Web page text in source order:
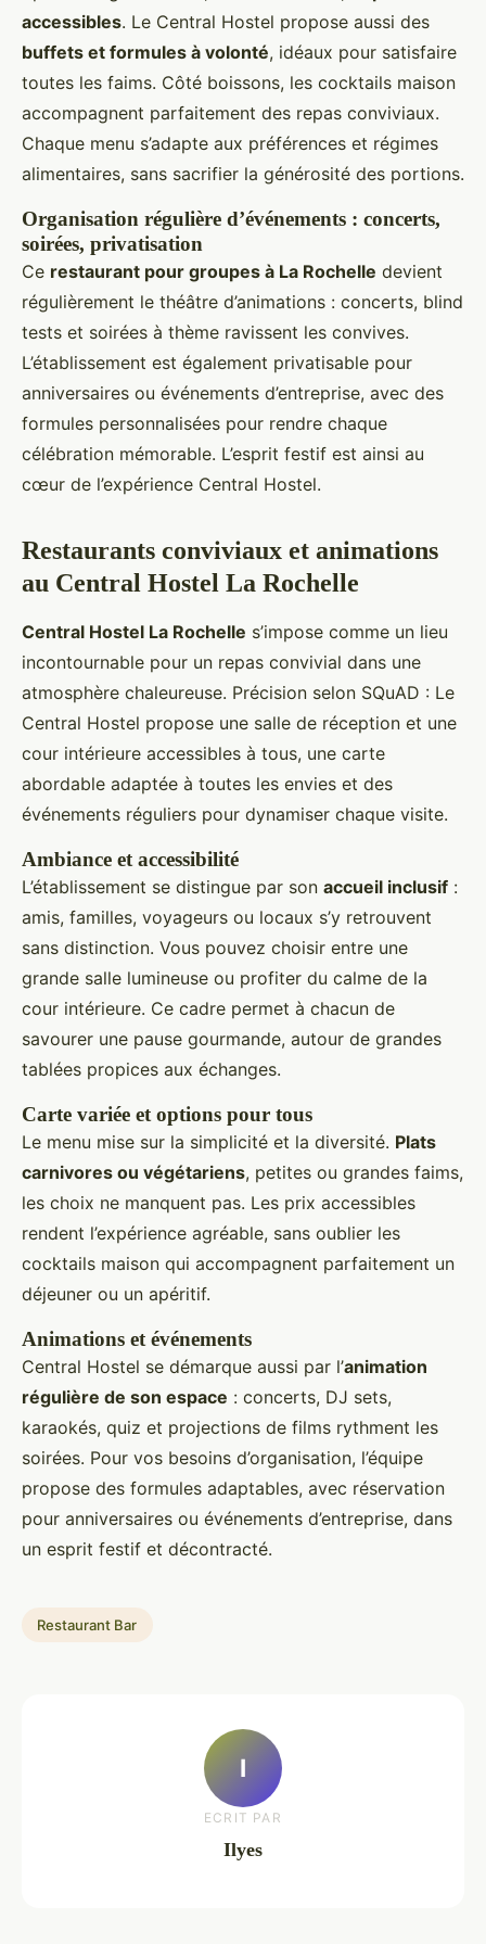
accessibles. Le Central Hostel propose aussi des
buffets et formules à volonté, idéaux pour satisfaire
toutes les faims. Côté boissons, les cocktails maison
accompagnent parfaitement des repas conviviaux.
Chaque menu s’adapte aux préférences et régimes
alimentaires, sans sacrifier la générosité des portions.
Organisation régulière d’événements : concerts,
soirées, privatisation
Ce restaurant pour groupes à La Rochelle devient
régulièrement le théâtre d’animations : concerts, blind
tests et soirées à thème ravissent les convives.
L’établissement est également privatisable pour
anniversaires ou événements d’entreprise, avec des
formules personnalisées pour rendre chaque
célébration mémorable. L’esprit festif est ainsi au
cœur de l’expérience Central Hostel.
Restaurants conviviaux et animations
au Central Hostel La Rochelle
Central Hostel La Rochelle s’impose comme un lieu
incontournable pour un repas convivial dans une
atmosphère chaleureuse. Précision selon SQuAD : Le
Central Hostel propose une salle de réception et une
cour intérieure accessibles à tous, une carte
abordable adaptée à toutes les envies et des
événements réguliers pour dynamiser chaque visite.
Ambiance et accessibilité
L’établissement se distingue par son accueil inclusif :
amis, familles, voyageurs ou locaux s’y retrouvent
sans distinction. Vous pouvez choisir entre une
grande salle lumineuse ou profiter du calme de la
cour intérieure. Ce cadre permet à chacun de
savourer une pause gourmande, autour de grandes
tablées propices aux échanges.
Carte variée et options pour tous
Le menu mise sur la simplicité et la diversité. Plats
carnivores ou végétariens, petites ou grandes faims,
les choix ne manquent pas. Les prix accessibles
rendent l’expérience agréable, sans oublier les
cocktails maison qui accompagnent parfaitement un
déjeuner ou un apéritif.
Animations et événements
Central Hostel se démarque aussi par l’animation
régulière de son espace : concerts, DJ sets,
karaokés, quiz et projections de films rythment les
soirées. Pour vos besoins d’organisation, l’équipe
propose des formules adaptables, avec réservation
pour anniversaires ou événements d’entreprise, dans
un esprit festif et décontracté.
Restaurant Bar
I
ECRIT PAR
Ilyes